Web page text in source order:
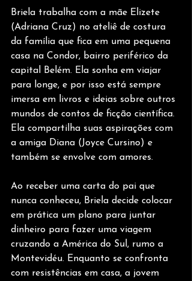
Briela trabalha com a mãe Elizete
(Adriana Cruz) no ateliê de costura
da família que fica em uma pequena
casa na Condor, bairro periférico da
capital Belém. Ela sonha em viajar
para longe, e por isso está sempre
imersa em livros e ideias sobre outros
mundos de contos de ficção científica.
Ela compartilha suas aspirações com
a amiga Diana (Joyce Cursino) e
também se envolve com amores.
Ao receber uma carta do pai que
nunca conheceu, Briela decide colocar
em prática um plano para juntar
dinheiro para fazer uma viagem
cruzando a América do Sul, rumo a
Montevidéu. Enquanto se confronta
com resistências em casa, a jovem